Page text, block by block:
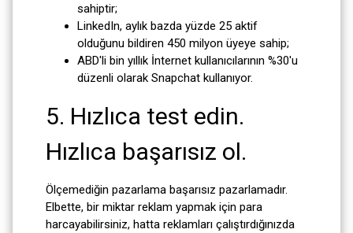
sahiptir;
LinkedIn, aylık bazda yüzde 25 aktif
olduğunu bildiren 450 milyon üyeye sahip;
ABD'li bin yıllık İnternet kullanıcılarının %30'u
düzenli olarak Snapchat kullanıyor.
5. Hızlıca test edin.
Hızlıca başarısız ol.
Ölçemediğin pazarlama başarısız pazarlamadır.
Elbette, bir miktar reklam yapmak için para
harcayabilirsiniz, hatta reklamları çalıştırdığınızda